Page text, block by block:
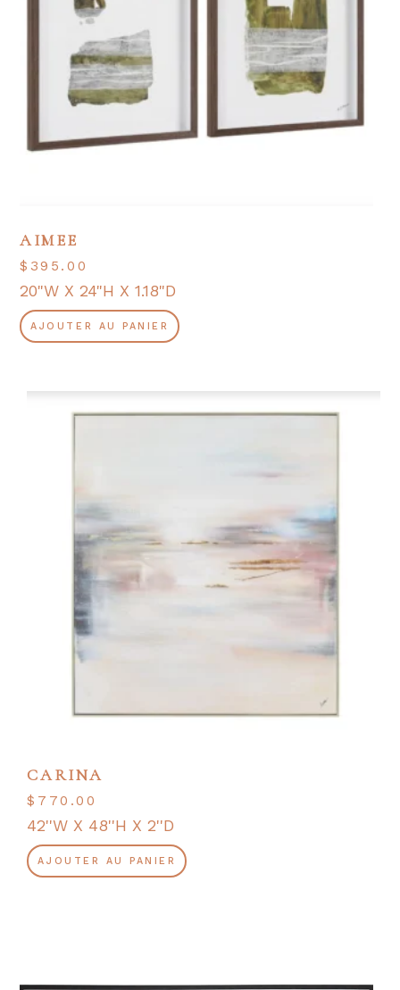
AIMEE
$ 395.00
20"W X 24"H X 1.18"D
AJOUTER AU PANIER
CARINA
$ 770.00
42''W X 48''H X 2''D
AJOUTER AU PANIER